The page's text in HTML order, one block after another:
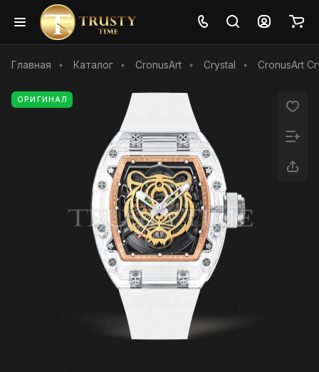
Главная Каталог CronusArt Crystal CronusArt
ОРИГИНАЛ